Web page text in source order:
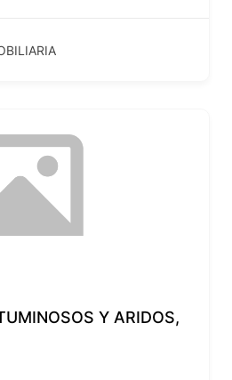
Y ARIDOS,